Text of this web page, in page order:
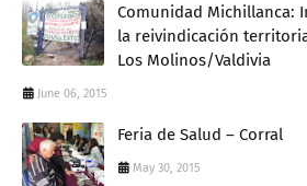
Comunidad Michillanca:
la reivindicación
Los Molinos/Valdivia
June 06, 2015
Feria de Salud – Corral
May 30, 2015